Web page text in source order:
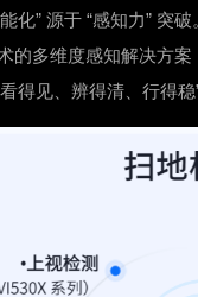
化” 源于 “感知力” 突
的多维度感知解决方
得见、辨得清、行得稳”